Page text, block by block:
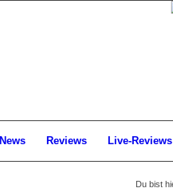
News Reviews Live-Reviews
Du bist